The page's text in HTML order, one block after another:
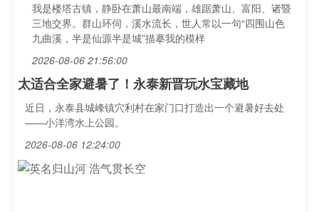
我是楼塔古镇，静卧在萧山最南端，雄踞萧山、富阳、诸暨
三地交界。群山环伺，溪水流长，世人常以一句“四围山色
九曲溪，半是仙源半是城”描摹我的模样
2026-08-06 21:56:00
太适合全家避暑了！永泰新晋玩水宝藏地
近日，永泰县城峰镇穴利村在家门口打造出一个避暑好去处
——小洋湾水上公园。
2026-08-06 12:24:00